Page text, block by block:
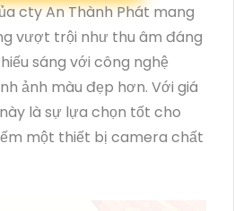
cty An Thành Phát mang
vượt trội như thu âm đáng
sáng với công nghệ
ảnh màu đẹp hơn. Với giá
là sự lựa chọn tốt cho
một thiết bị camera chất